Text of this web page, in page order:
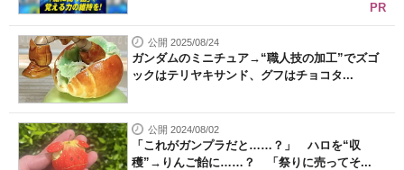
PR
公開 2025/08/24
ガンダムのミニチュア→“職人技の加工”でズゴ
ックはテリヤキサンド、グフはチョコタ...
公開 2024/08/02
「これがガンプラだと……？」 ハロを“収
穫”→りんご飴に……？ 「祭りに売ってそ...